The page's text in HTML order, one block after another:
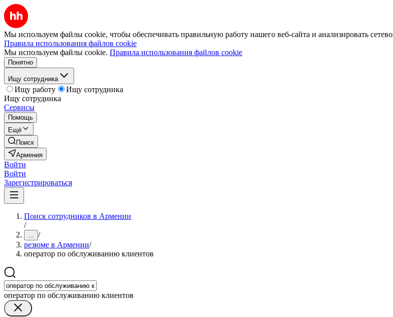
Мы используем файлы cookie, чтобы обеспечивать правильную работу нашего веб-сайта и анализировать
Правила использования файлов cookie
Мы используем файлы cookie. Правила использования файлов cookie
Понятно
Ищу сотрудника
Ищу работу
Ищу сотрудника
Ищу сотрудника
Сервисы
Помощь
Ещё
Поиск
Армения
Войти
Войти
Зарегистрироваться
Поиск сотрудников в Армении
/
... /
резюме в Армении/
оператор по обслуживанию клиентов
оператор по обслуживанию клиентов